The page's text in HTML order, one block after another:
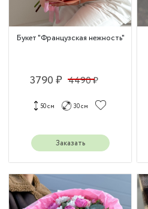
Букет "Французская нежность"
3790 ₽ 4490 ₽
50 см 30 см
Заказать